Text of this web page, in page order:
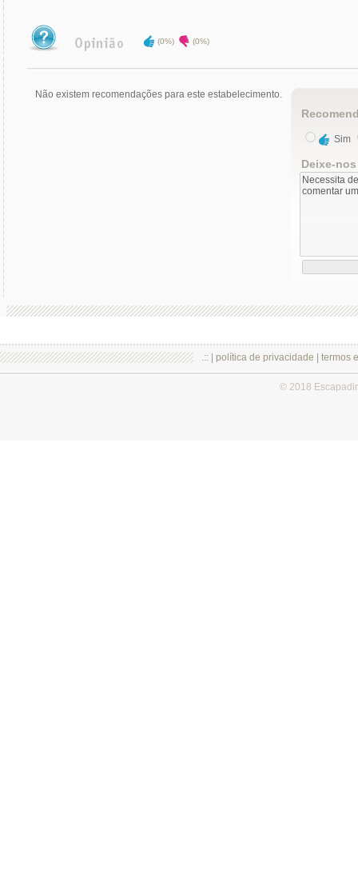
(0%) (0%)
Não existem recomendações para este estabelecimento.
Sim
Deixe-
.:: | política de privacidade termos
© 2018